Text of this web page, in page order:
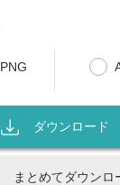
PNG
ダウンロード
まとめてダウンロ